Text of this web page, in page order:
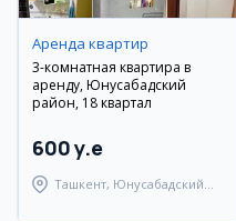
Аренда квартир
3-комнатная квартира в
аренду, Юнусабадский
район, 18 квартал
600 y.e
Ташкент, Юнусабадский